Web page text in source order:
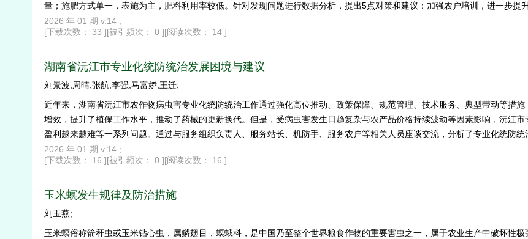
量；施肥方式单一，表施为主，肥料利用率较低。针对发现问题进行数据分析，提出5点对策和建议：加强农户培训，进一步提
术，优化施肥结构；强化农技推广与示范带动；优化补偿补贴机制，发挥补贴撬动作用。
2026 年 01 期 v.14 ;
[下载次数： 33 ][被引频次： 0 ][阅读次数： 14 ]
湖南省沅江市专业化统防统治发展困境与建议
刘景波;周晴;张航;李强;马富娇;王迁;
近年来，湖南省沅江市农作物病虫害专业化统防统治工作通过强化高位推动、政策保障、规范管理、技术服务、典型带动等措
增效，提升了植保工作水平，推动了药械的更新换代。但是，受病虫害发生日趋复杂与农产品价格持续波动等因素影响，沅江
盈利越来越难等一系列问题。通过与服务组织负责人、服务站长、机防手、服务农户等相关人员座谈交流，分析了专业化统防
域服务站、完善制度建设、加大新型施药器械与药剂的研发推广力度等方面提出了推进专业化统防统治工作发展的建议。
2026 年 01 期 v.14 ;
[下载次数： 16 ][被引频次： 0 ][阅读次数： 16 ]
玉米螟发生规律及防治措施
刘玉燕;
玉米螟俗称箭秆虫或玉米钻心虫，属鳞翅目，螟蛾科，是中国乃至整个世界粮食作物的重要害虫之一，属于农业生产中破坏性